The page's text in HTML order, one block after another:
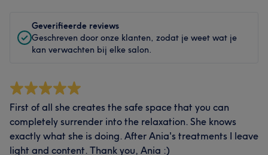
Geverifieerde reviews
Geschreven door onze klanten, zodat je weet wat je
kan verwachten bij elke salon.
First of all she creates the safe space that you can
completely surrender into the relaxation. She knows
exactly what she is doing. After Ania's treatments I leave
light and content. Thank you, Ania :)